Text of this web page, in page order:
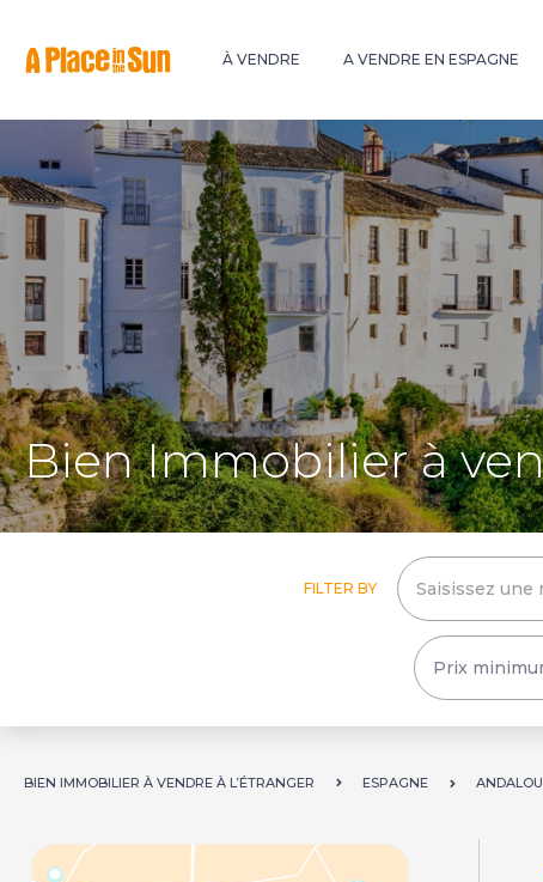
À VENDRE A VENDRE EN ESPAGNE
Bien Immobilier à
FILTER BY
BIEN IMMOBILIER À VENDRE À L’ÉTRANGER ESPAGNE